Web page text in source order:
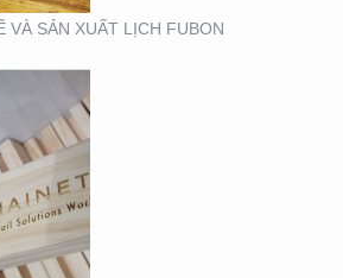
VÀ SẢN XUẤT LỊCH FUBON
LỊCH